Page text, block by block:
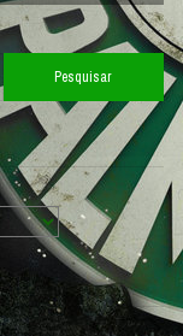
Pesquisar
por: